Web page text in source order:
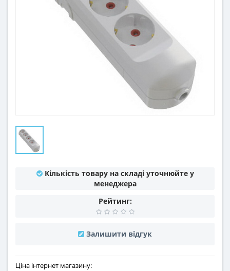
Кількість товару на складі уточнюйте у
менеджера
Рейтинг:
Залишити відгук
Ціна інтернет магазину: